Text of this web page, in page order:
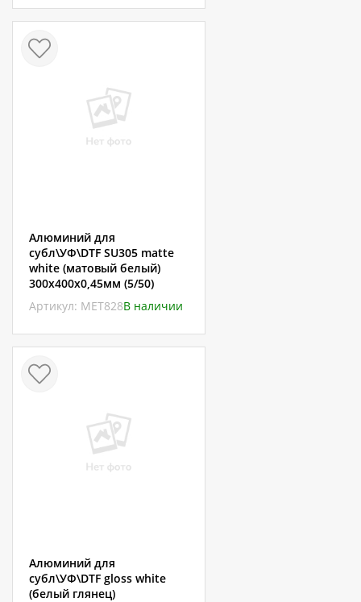
Алюминий для
субл\УФ\DTF SU305 matte
white (матовый белый)
300х400х0,45мм (5/50)
Артикул: МЕТ828В наличии
Алюминий для
субл\УФ\DTF gloss white
(белый глянец)